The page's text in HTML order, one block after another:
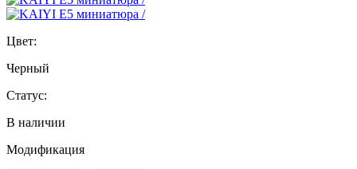
Цвет:
Черный
Статус:
В наличии
Модификация